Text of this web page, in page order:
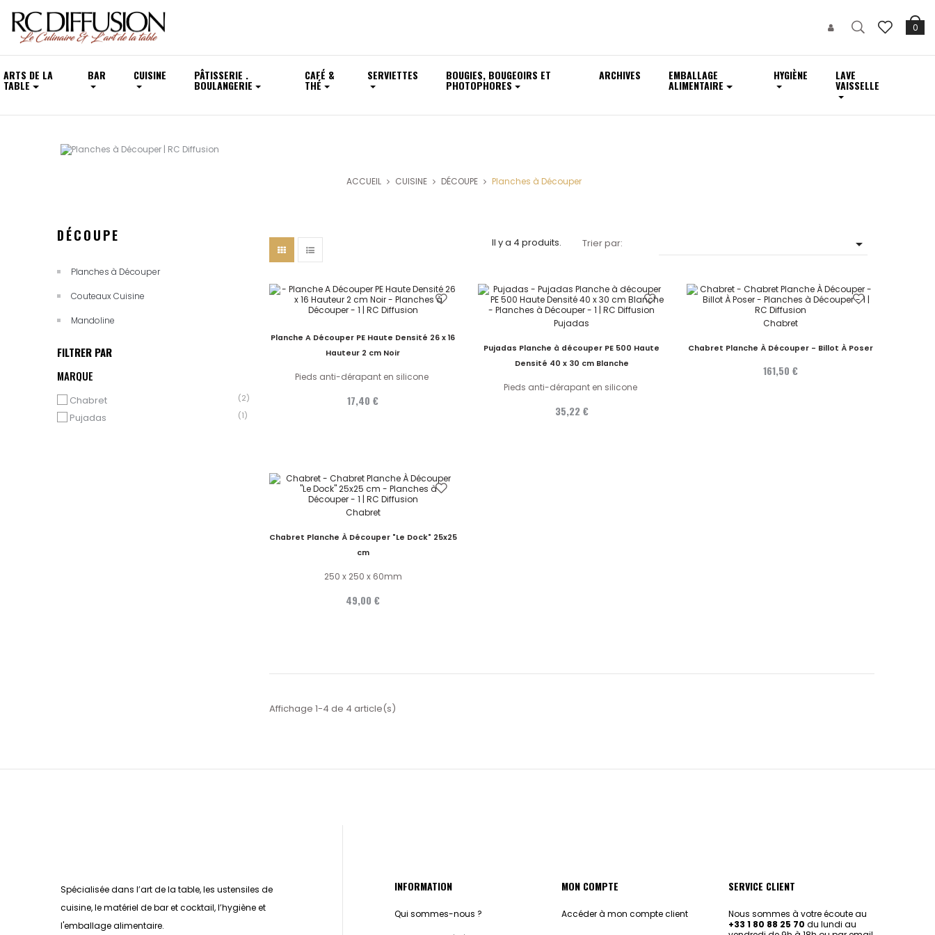
0
ARTS DE LA
TABLE
BAR CUISINE PÂTISSERIE .
BOULANGERIE
CAFÉ &
THÉ
SERVIETTES BOUGIES, BOUGEOIRS ET
PHOTOPHORES
ARCHIVES EMBALLAGE
ALIMENTAIRE
HYGIÈNE LAVE
VAISSELLE
ACCUEIL CUISINE DÉCOUPE Planches à Découper
DÉCOUPE
Planches à Découper
Couteaux Cuisine
Mandoline
FILTRER PAR
MARQUE
Chabret (2)
Pujadas (1)
Il y a 4 produits. Trier par: 
Planche A Découper PE Haute Densité 26 x 16
Hauteur 2 cm Noir
Pieds anti-dérapant en silicone
17,40 €
Pujadas
Pujadas Planche à découper PE 500 Haute
Densité 40 x 30 cm Blanche
Pieds anti-dérapant en silicone
35,22 €
Chabret
Chabret Planche À Découper - Billot À Poser
161,50 €
Chabret
Chabret Planche À Découper "Le Dock" 25x25
cm
250 x 250 x 60mm
49,00 €
Affichage 1-4 de 4 article(s)
Spécialisée dans l’art de la table, les ustensiles de
cuisine, le matériel de bar et cocktail, l’hygiène et
l'emballage alimentaire.
INFORMATION
Qui sommes-nous ?
MON COMPTE
Accéder à mon compte client
SERVICE CLIENT
Nous sommes à votre écoute au
+33 1 80 88 25 70 du lundi au